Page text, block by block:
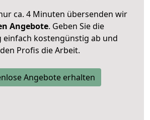
ca. 4 Minuten übersenden wir
Angebote. Geben Sie die
kostengünstig ab und
Profis die Arbeit.
Angebote erhalten